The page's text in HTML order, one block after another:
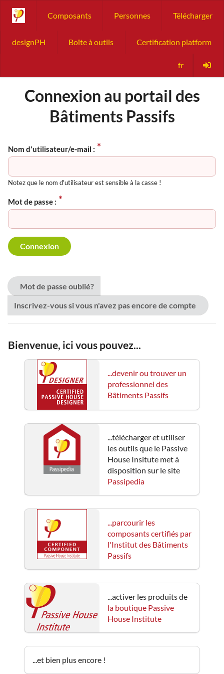
Composants Personnes Télécharger
designPH Boîte à outils Certification platform
fr
Connexion au portail des
Bâtiments Passifs
Nom d'utilisateur/e-mail :
Notez que le nom d'utilisateur est sensible à la casse !
Mot de passe :
Mot de passe oublié?
Inscrivez-vous si vous n'avez pas encore de compte
Bienvenue, ici vous pouvez...
...devenir ou trouver un
professionnel des
Bâtiments Passifs
...télécharger et utiliser
les outils que le Passive
House Insitute met à
disposition sur le site
Passipedia
...parcourir les
composants certifiés par
l'Institut des Bâtiments
Passifs
...activer les produits de
la boutique Passive
House Institute
...et bien plus encore !